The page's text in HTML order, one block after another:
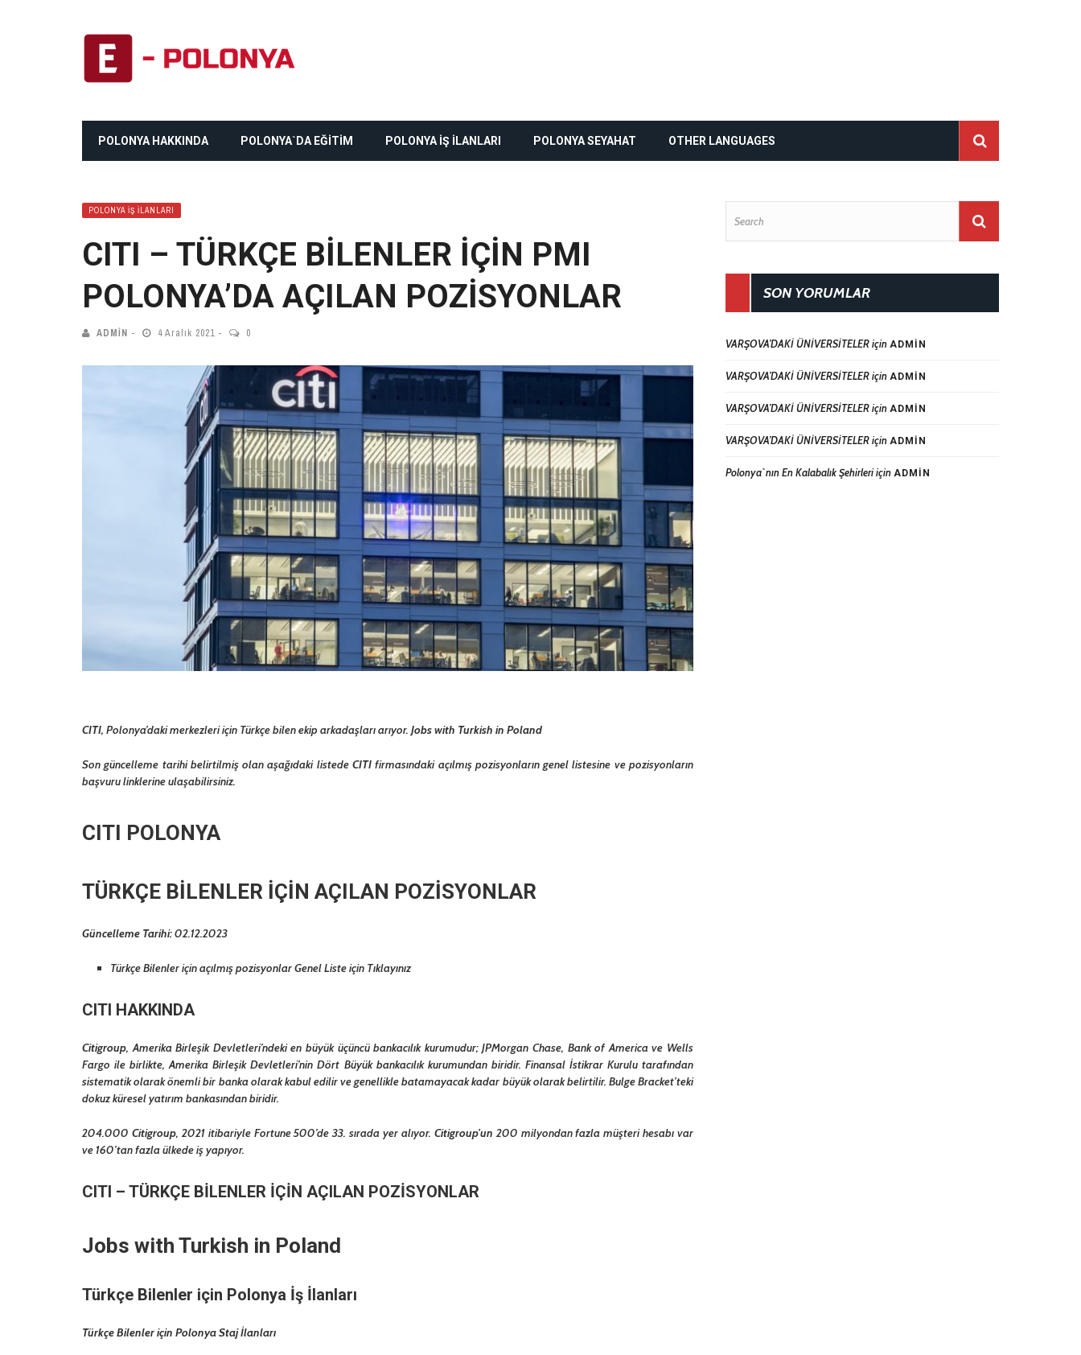
POLONYA HAKKINDA POLONYA`DA EĞİTİM POLONYA İŞ İLANLARI POLONYA SEYAHAT OTHER LANGUAGES
POLONYA İŞ İLANLARI
CITI – TÜRKÇE BİLENLER İÇİN PMI
POLONYA’DA AÇILAN POZİSYONLAR
ADMIN 4 Aralık 2021 0
CITI, Polonya’daki merkezleri için Türkçe bilen ekip arkadaşları arıyor. Jobs with Turkish in Poland
Son güncelleme tarihi belirtilmiş olan aşağıdaki listede CITI firmasındaki açılmış pozisyonların genel listesine ve pozisyonların
başvuru linklerine ulaşabilirsiniz.
CITI POLONYA
TÜRKÇE BİLENLER İÇİN AÇILAN POZİSYONLAR
Güncelleme Tarihi:02.12.2023
Türkçe Bilenler için açılmış pozisyonlarGenel Liste için Tıklayınız
CITI HAKKINDA
Citigroup, Amerika Birleşik Devletleri’ndeki en büyük üçüncü bankacılık kurumudur; JPMorgan Chase, Bank of America ve Wells
Fargo ile birlikte, Amerika Birleşik Devletleri’nin Dört Büyük bankacılık kurumundan biridir. Finansal İstikrar Kurulu tarafından
sistematik olarak önemli bir banka olarak kabul edilir ve genellikle batamayacak kadar büyük olarak belirtilir. Bulge Bracket’teki
dokuz küresel yatırım bankasından biridir.
204.000 Citigroup, 2021 itibariyle Fortune 500’de 33. sırada yer alıyor. Citigroup’un 200 milyondan fazla müşteri hesabı var
ve 160’tan fazla ülkede iş yapıyor.
CITI – TÜRKÇE BİLENLER İÇİN AÇILAN POZİSYONLAR
Jobs with Turkish in Poland
Türkçe Bilenler için Polonya İş İlanları
Türkçe Bilenler için Polonya Staj İlanları
SON YORUMLAR
VARŞOVA’DAKİ ÜNİVERSİTELERiçin ADMIN
VARŞOVA’DAKİ ÜNİVERSİTELERiçin ADMIN
VARŞOVA’DAKİ ÜNİVERSİTELERiçin ADMIN
VARŞOVA’DAKİ ÜNİVERSİTELERiçin ADMIN
Polonya`nın En Kalabalık Şehirleriiçin ADMIN